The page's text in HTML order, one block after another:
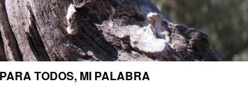
TODOS, MI PALABRA